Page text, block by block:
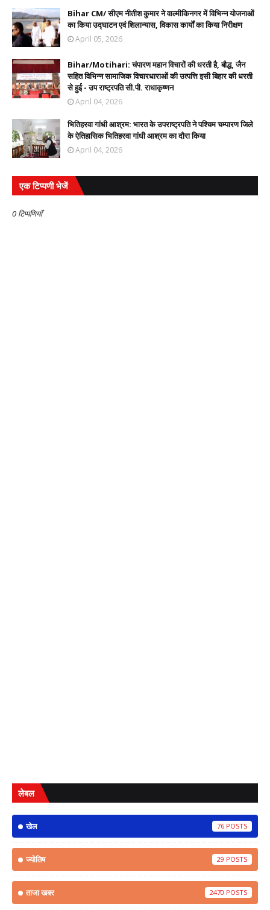
Bihar CM/ सीएम नीतीश कुमार ने वाल्मीकिनगर में विभिन्न योजनाओं
का किया उद्घाटन एवं शिलान्यास, विकास कार्यों का किया निरीक्षण
April 05, 2026
Bihar/Motihari: चंपारण महान विचारों की धरती है, बौद्ध, जैन
सहित विभिन्न सामाजिक विचारधाराओं की उत्पत्ति इसी बिहार की धरती
से हुई - उप राष्ट्रपति सी.पी. राधाकृष्णन
April 04, 2026
भितिहरवा गांधी आश्रम: भारत के उपराष्ट्रपति ने पश्चिम चम्पारण जिले
के ऐतिहासिक भितिहरवा गांधी आश्रम का दौरा किया
April 04, 2026
एक टिप्पणी भेजें
0 टिप्पणियाँ
लेबल
खेल 76
ज्योतिष 29
ताजा खबर 2470